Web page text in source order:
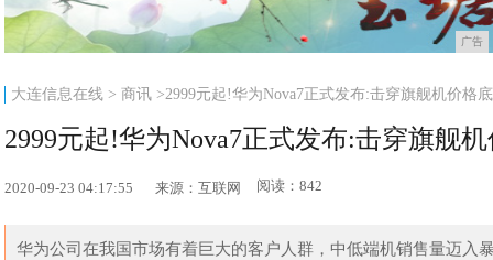
广告
大连信息在线 >商讯 >2999元起!华为Nova7正式发布:击穿旗舰机价格
2999元起!华为Nova7正式发布:击穿旗舰
2020-09-23 04:17:55 来源：互联网 阅读：842
华为公司在我国市场有着巨大的客户人群，中低端机销售量迈